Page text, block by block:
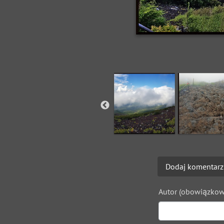
Dodaj komentarz
Autor